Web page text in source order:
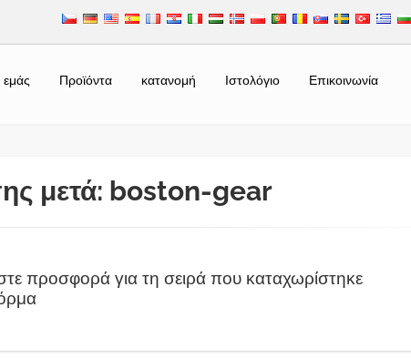
εμάς Προϊόντα κατανομή Ιστολόγιο Επικοινωνία
μετά: boston-gear
προσφορά για τη σειρά που καταχωρίστηκε